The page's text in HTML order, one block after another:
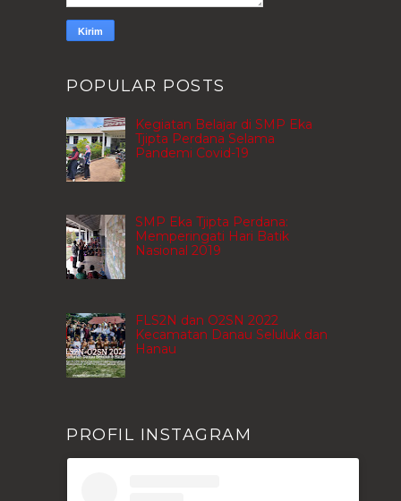
POPULAR POSTS
Kegiatan Belajar di SMP Eka
Tjipta Perdana Selama
Pandemi Covid-19
SMP Eka Tjipta Perdana:
Memperingati Hari Batik
Nasional 2019
FLS2N dan O2SN 2022
Kecamatan Danau Seluluk dan
Hanau
PROFIL INSTAGRAM